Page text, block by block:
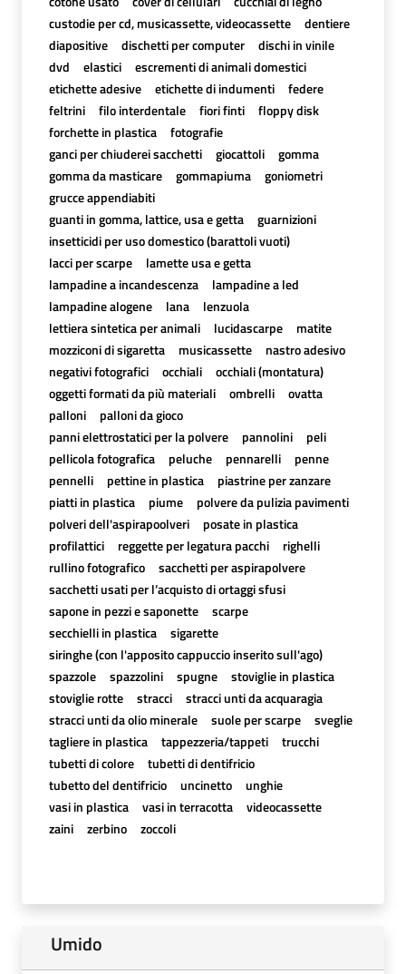
custodie per cd, musicassette, videocassette
dentiere
diapositive
dischetti per computer
dischi in vinile
dvd
elastici
escrementi di animali domestici
etichette adesive
etichette di indumenti
federe
feltrini
filo interdentale fiori finti
floppy disk
forchette in plastica
fotografie
ganci per chiuderei sacchetti
giocattoli
gomma
gomma da masticare
gommapiuma
goniometri
grucce appendiabiti
guanti in gomma, lattice, usa e getta
guarnizioni
insetticidi per uso domestico (barattoli vuoti)
lacci per scarpe
lamette usa e getta
lampadine a incandescenza
lampadine a led
lampadine alogene
lana
lenzuola
lettiera sintetica per animali
lucidascarpe
matite
mozziconi di sigaretta
musicassette
nastro adesivo
negativi fotografici
occhiali
occhiali (montatura)
oggetti formati da più materiali
ombrelli
ovatta
palloni
palloni da gioco
panni elettrostatici per la polvere
pannolini
peli
pellicola fotografica
peluche pennarelli
penne
pennelli
pettine in plastica
piastrine per zanzare
piatti in plastica
piume
polvere da pulizia pavimenti
polveri dell'aspirapoolveri
posate in plastica
profilattici
reggette per legatura pacchi
righelli
rullino fotografico
sacchetti per aspirapolvere
sacchetti usati per l’acquisto di ortaggi sfusi
sapone in pezzi e saponette
scarpe
secchielli in plastica
sigarette
siringhe (con l'apposito cappuccio inserito sull'ago)
spazzole
spazzolini spugne
stoviglie in plastica
stoviglie rotte
stracci
stracci unti da acquaragia
stracci unti da olio minerale
suole per scarpe
sveglie
tagliere in plastica
tappezzeria/tappeti
trucchi
tubetti di colore
tubetti di dentifricio
tubetto del dentifricio
uncinetto
unghie
vasi in plastica
vasi in terracotta
videocassette
zaini
zerbino zoccoli
Umido